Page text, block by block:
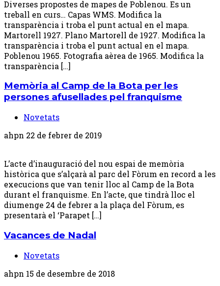
Diverses propostes de mapes de Poblenou. Es un
treball en curs… Capas WMS. Modifica la
transparència i troba el punt actual en el mapa.
Martorell 1927. Plano Martorell de 1927. Modifica la
transparència i troba el punt actual en el mapa.
Poblenou 1965. Fotografia aèrea de 1965. Modifica la
transparència […]
Memòria al Camp de la Bota per les
persones afusellades pel franquisme
Novetats
ahpn 22 de febrer de 2019
L’acte d’inauguració del nou espai de memòria
històrica que s’alçarà al parc del Fòrum en record a les
execucions que van tenir lloc al Camp de la Bota
durant el franquisme. En l’acte, que tindrà lloc el
diumenge 24 de febrer a la plaça del Fòrum, es
presentarà el ‘Parapet […]
Vacances de Nadal
Novetats
ahpn 15 de desembre de 2018